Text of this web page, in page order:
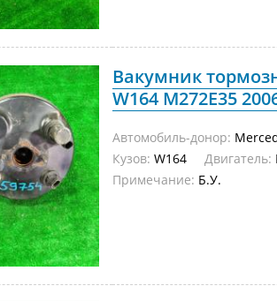
Вакумник
W164 M272E35
Автомобиль-донор:
Кузов: W164 Двигатель:
Примечание: Б.У.